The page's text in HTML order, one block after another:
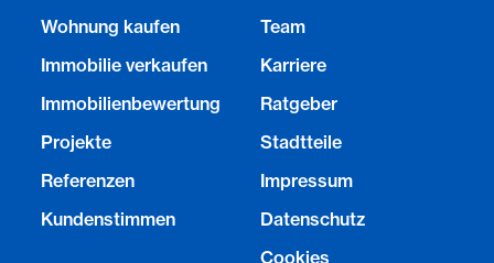
Wohnung kaufen
Immobilie verkaufen
Immobilienbewertung
Projekte
Referenzen
Kundenstimmen
Team
Karriere
Ratgeber
Stadtteile
Impressum
Datenschutz
Cookies